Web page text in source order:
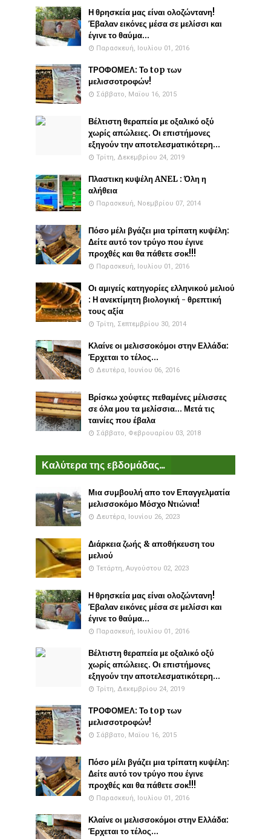
Η θρησκεία μας είναι ολοζώντανη!
Έβαλαν εικόνες μέσα σε μελίσσι και
έγινε το θαύμα...
Παρασκευή, Ιουλίου 01, 2016
ΤΡΟΦΟΜΕΛ: Το top των
μελισσοτροφών!
Σάββατο, Μαΐου 16, 2015
Βέλτιστη θεραπεία με οξαλικό οξύ
χωρίς απώλειες. Οι επιστήμονες
εξηγούν την αποτελεσματικότερη...
Τρίτη, Δεκεμβρίου 24, 2019
Πλαστικη κυψέλη ANEL : Όλη η
αλήθεια
Παρασκευή, Νοεμβρίου 07, 2014
Πόσο μέλι βγάζει μια τρίπατη κυψέλη:
Δείτε αυτό τον τρύγο που έγινε
προχθές και θα πάθετε σοκ!!!
Παρασκευή, Ιουλίου 01, 2016
Οι αμιγείς κατηγορίες ελληνικού μελιού
: Η ανεκτίμητη βιολογική - θρεπτική
τους αξία
Τρίτη, Σεπτεμβρίου 30, 2014
Κλαίνε οι μελισσοκόμοι στην Ελλάδα:
Έρχεται το τέλος...
Δευτέρα, Ιουνίου 06, 2016
Βρίσκω χούφτες πεθαμένες μέλισσες
σε όλα μου τα μελίσσια... Μετά τις
ταινίες που έβαλα
Σάββατο, Φεβρουαρίου 03, 2018
Καλύτερα της εβδομάδας...
Μια συμβουλή απο τον Επαγγελματία
μελισσοκόμο Μόσχο Ντιώνια!
Δευτέρα, Ιουνίου 26, 2023
Διάρκεια ζωής & αποθήκευση του
μελιού
Τετάρτη, Αυγούστου 02, 2023
Η θρησκεία μας είναι ολοζώντανη!
Έβαλαν εικόνες μέσα σε μελίσσι και
έγινε το θαύμα...
Παρασκευή, Ιουλίου 01, 2016
Βέλτιστη θεραπεία με οξαλικό οξύ
χωρίς απώλειες. Οι επιστήμονες
εξηγούν την αποτελεσματικότερη...
Τρίτη, Δεκεμβρίου 24, 2019
ΤΡΟΦΟΜΕΛ: Το top των
μελισσοτροφών!
Σάββατο, Μαΐου 16, 2015
Πόσο μέλι βγάζει μια τρίπατη κυψέλη:
Δείτε αυτό τον τρύγο που έγινε
προχθές και θα πάθετε σοκ!!!
Παρασκευή, Ιουλίου 01, 2016
Κλαίνε οι μελισσοκόμοι στην Ελλάδα:
Έρχεται το τέλος...